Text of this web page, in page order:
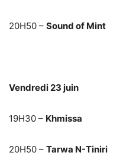
20H50 – Sound of Mint
Vendredi 23 juin
19H30 – Khmissa
20H50 – Tarwa N-Tiniri